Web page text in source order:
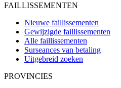
FAILLISSEMENTEN
Nieuwe faillissementen
Gewijzigde faillissementen
Alle faillissementen
Surseances van betaling
Uitgebreid zoeken
PROVINCIES